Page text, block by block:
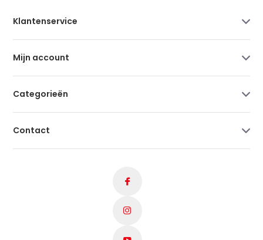
Klantenservice
Mijn account
Categorieën
Contact